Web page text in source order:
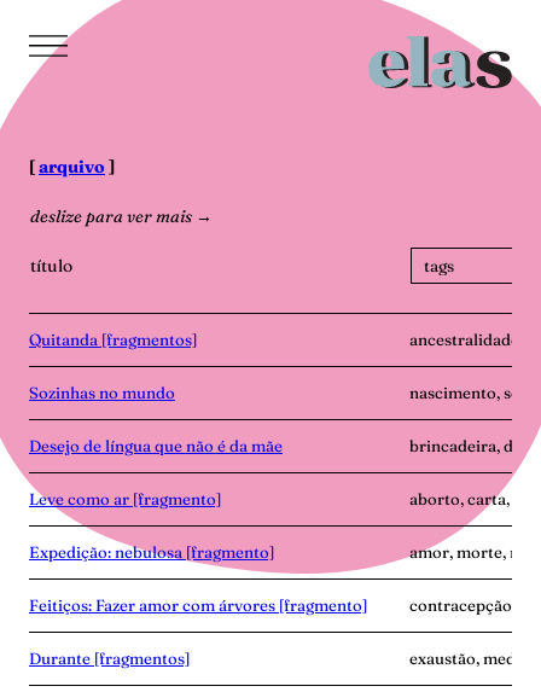
para
conteúdo
[arquivo]
deslize para ver mais →
título
Quitanda [fragmentos] ancestralidade,
Sozinhas no mundo nascimento,
Desejo de língua que não é da mãe brincadeira,
Leve como ar [fragmento] aborto, carta,
Expedição: nebulosa [fragmento] amor, morte,
Feitiços: Fazer amor com árvores [fragmento] contracepção,
Durante [fragmentos] exaustão, medo,